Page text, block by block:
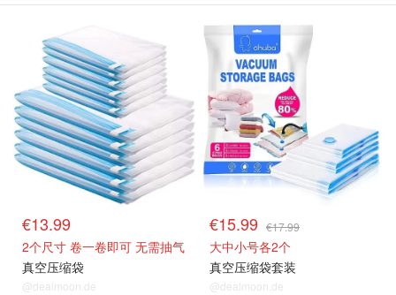
€13.99
2个尺寸 卷一卷即可 无需抽气
真空压缩袋
@dealmoon.de
€15.99 €17.99
大中小号各2个
真空压缩袋套装
@dealmoon.de